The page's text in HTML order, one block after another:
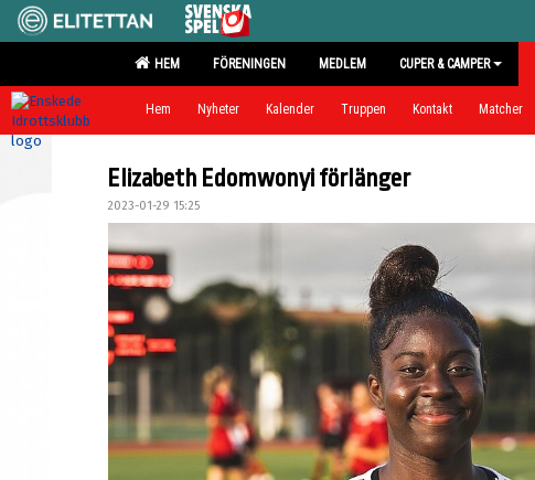
HEM FÖRENINGEN MEDLEM CUPER & CAMPER
Hem Nyheter Kalender Truppen Kontakt Matcher
Elizabeth Edomwonyi förlänger
2023-01-29 15:25